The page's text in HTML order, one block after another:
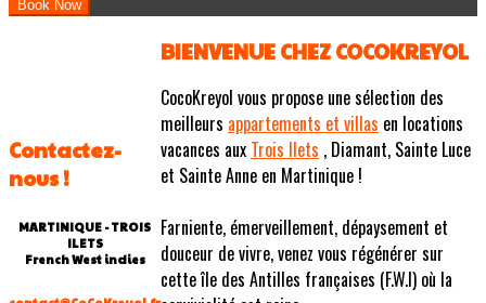
Contactez-
nous !
MARTINIQUE - TROIS
ILETS
French West indies
BIENVENUE CHEZ COCOKREYOL
CocoKreyol vous propose une sélection des
meilleurs appartements et villas en locations
vacances aux Trois Ilets , Diamant, Sainte Luce
et Sainte Anne en Martinique !
Farniente, émerveillement, dépaysement et
douceur de vivre, venez vous régénérer sur
cette île des Antilles françaises (F.W.I) où la